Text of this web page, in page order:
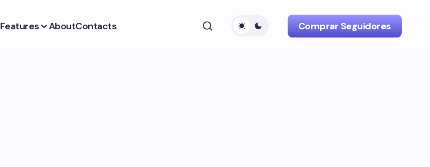
Features AboutContacts Comprar Seguidores